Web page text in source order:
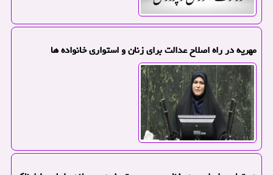
مهریه در راه اصلاح عدالت برای زنان و استواری خانواده ها